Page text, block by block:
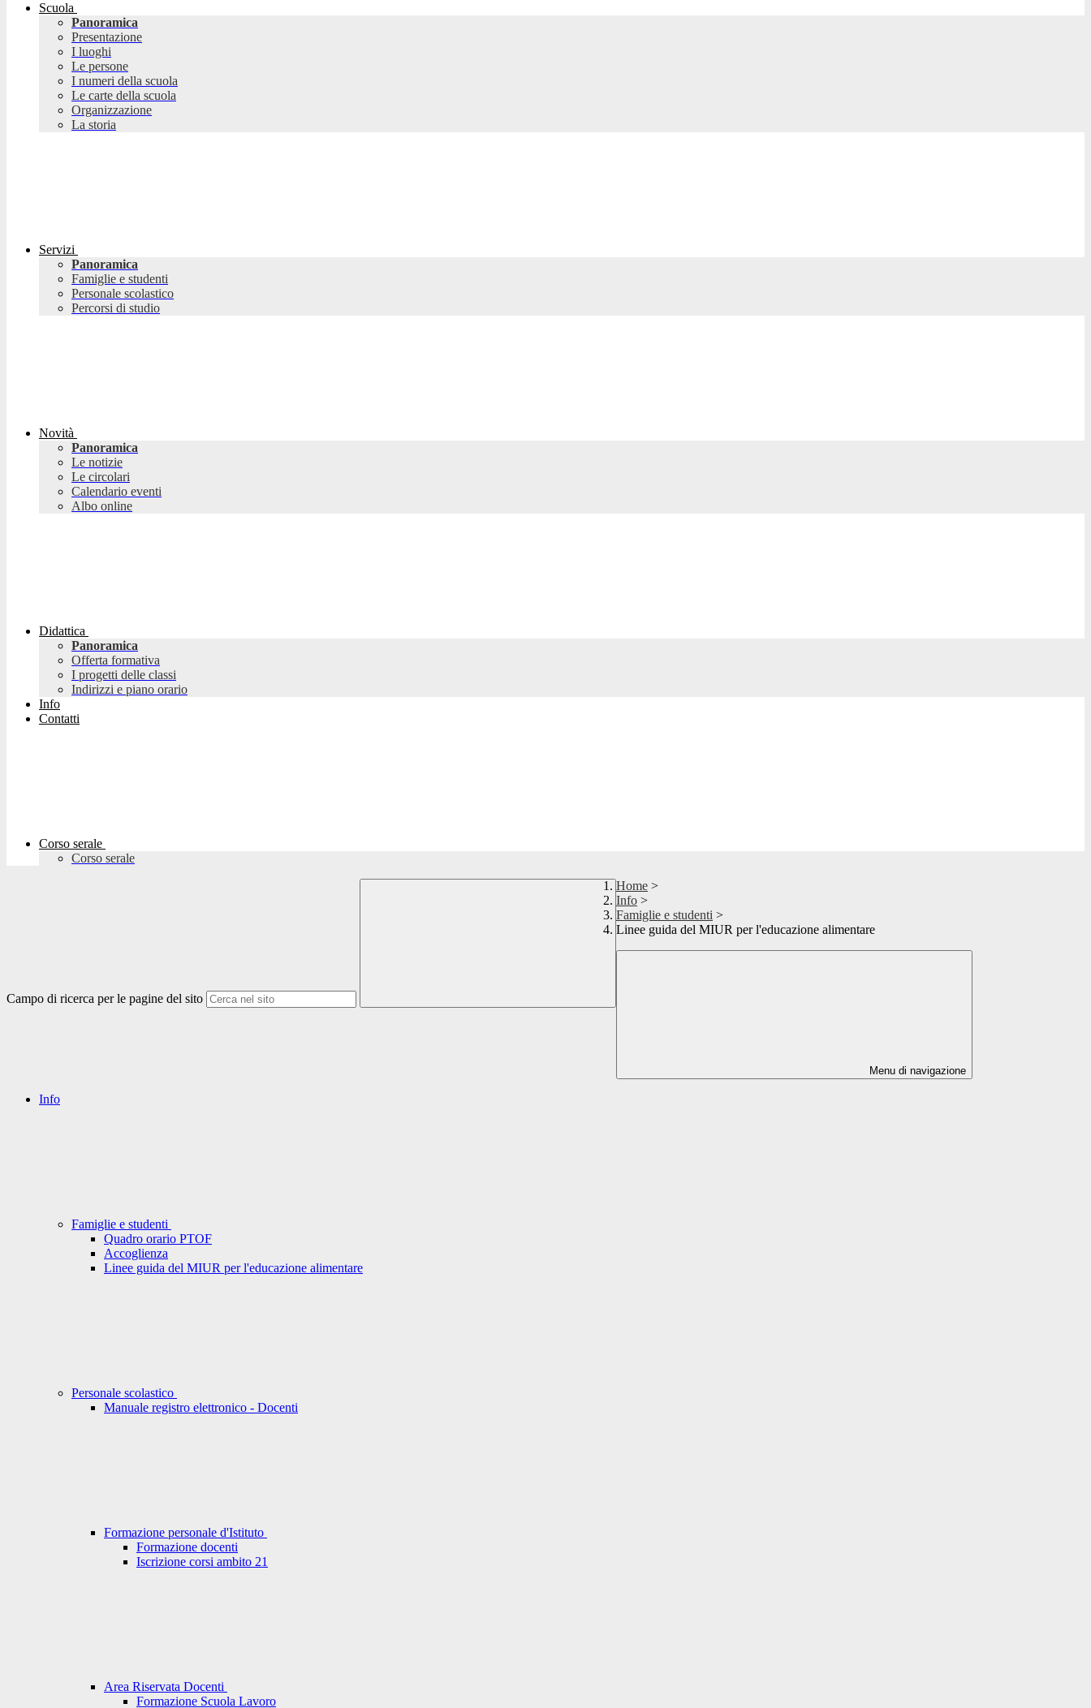
Scuola
Panoramica
Presentazione
I luoghi
Le persone
I numeri della scuola
Le carte della scuola
Organizzazione
La storia
Servizi
Panoramica
Famiglie e studenti
Personale scolastico
Percorsi di studio
Novità
Panoramica
Le notizie
Le circolari
Calendario eventi
Albo online
Didattica
Panoramica
Offerta formativa
I progetti delle classi
Indirizzi e piano orario
Info
Contatti
Corso serale
Corso serale
Campo di ricerca per le pagine del sito
Home >
Info >
Famiglie e studenti >
Linee guida del MIUR per l'educazione alimentare
Menu di navigazione
Info
Famiglie e studenti
Quadro orario PTOF
Accoglienza
Linee guida del MIUR per l'educazione alimentare
Personale scolastico
Manuale registro elettronico - Docenti
Formazione personale d'Istituto
Formazione docenti
Iscrizione corsi ambito 21
Area Riservata Docenti
Formazione Scuola Lavoro